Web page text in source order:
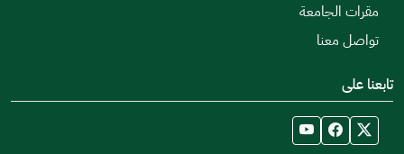
مقرات الجامعة
تواصل معنا
تابعنا على